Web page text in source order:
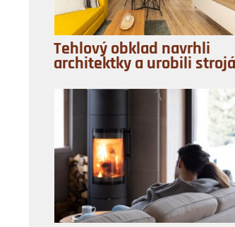
Tehlový obklad navrhli
architektky a urobili